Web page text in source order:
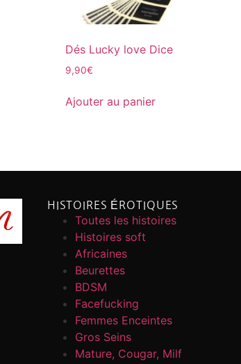
Dés Lucky love Dice
9,90€
Ajouter au panier
HISTOIRES ÉROTIQUES
Toutes les histoires
Histoires soft
Africaines
Beurettes
BDSM
Facefucking
Femmes Enceintes
Gros Seins
Mature, Cougar, Milf